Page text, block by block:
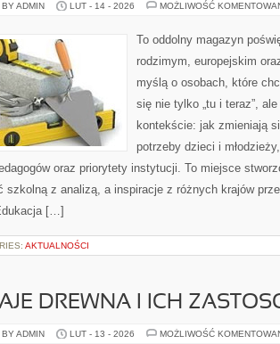
ADMIN LUT - 14 - 2026 MOŻLIWOŚĆ
To oddolny magazyn
rodzimym, europejskim
myślą o osobach, które
się nie tylko „tu i teraz”,
kontekście: jak zmieniają
potrzeby dzieci i
oraz priorytety instytucji. To miejsce
szkolną z analizą, a inspiracje z różnych krajów
[…]
AKTUALNOŚCI
DREWNA I ICH
ADMIN LUT - 13 - 2026 MOŻLIWOŚĆ